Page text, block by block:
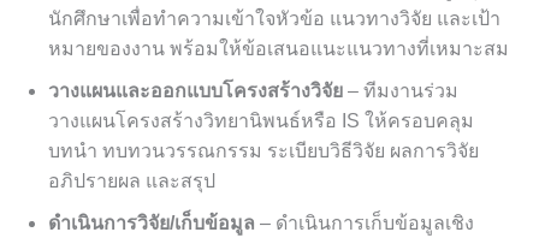
นักศึกษาเพื่อทำความเข้าใจหัวข้อ แนวทางวิจัย และเป้า
หมายของงาน พร้อมให้ข้อเสนอแนะแนวทางที่เหมาะสม
วางแผนและออกแบบโครงสร้างวิจัย – ทีมงานร่วม
วางแผนโครงสร้างวิทยานิพนธ์หรือ IS ให้ครอบคลุม
บทนำ ทบทวนวรรณกรรม ระเบียบวิธีวิจัย ผลการวิจัย
อภิปรายผล และสรุป
ดำเนินการวิจัย/เก็บข้อมูล – ดำเนินการเก็บข้อมูลเชิง